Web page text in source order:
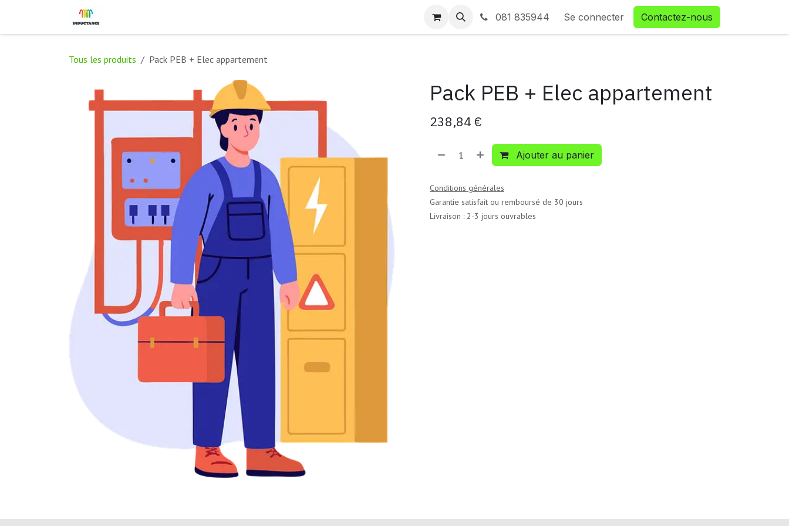
Se rendre au contenu
081 835944 Se connecter Contactez-nous
Tous les produits Pack PEB + Elec appartement
Pack PEB + Elec appartement
238,84 €
Ajouter au panier
Conditions générales
Garantie satisfait ou remboursé de 30 jours
Livraison : 2-3 jours ouvrables